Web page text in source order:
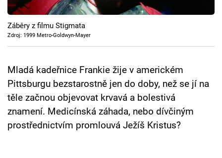
Pořady
TV Program
Přihlášení
Sledujte nás
Záběry z filmu Stigmata
Zdroj: 1999 Metro-Goldwyn-Mayer
Mladá kadeřnice Frankie žije v americkém
Pittsburgu bezstarostně jen do doby, než se jí na
těle začnou objevovat krvavá a bolestivá
znamení. Medicínská záhada, nebo dívčiným
prostřednictvím promlouvá Ježíš Kristus?